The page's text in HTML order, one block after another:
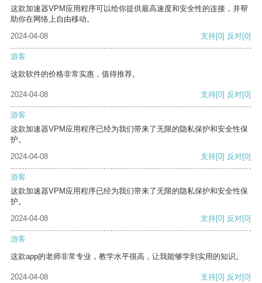
这款加速器VPM应用程序可以给你提供最高速度和安全性的连接，并帮
助你在网络上自由移动。
2024-04-08
支持[0] 反对[0]
游客
这款软件的价格非常实惠，值得推荐。
2024-04-08 支持[0] 反对[0]
游客
这款加速器VPM应用程序已经为我们带来了无限的隐私保护和安全性保
护。
2024-04-08
支持[0] 反对[0]
游客
这款加速器VPM应用程序已经为我们带来了无限的隐私保护和安全性保
护。
2024-04-08
支持[0] 反对[0]
游客
这款app的老师非常专业，教学水平很高，让我能够学到实用的知识。
2024-04-08 支持[0] 反对[0]